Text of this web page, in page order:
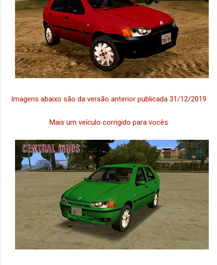
Imagens abaixo são da versão anterior publicada 31/12/2019
Mais um veículo corrigido para vocês